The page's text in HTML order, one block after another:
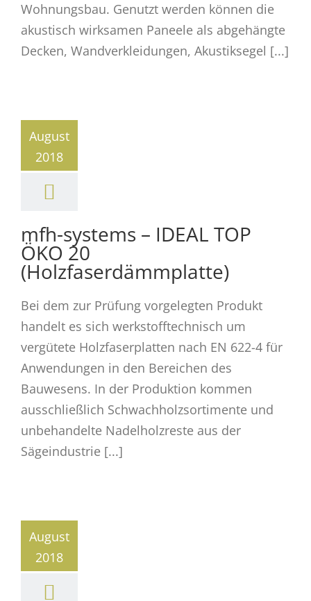
Wohnungsbau. Genutzt werden können die
akustisch wirksamen Paneele als abgehängte
Decken, Wandverkleidungen, Akustiksegel [...]
August
2018
mfh-systems – IDEAL TOP
ÖKO 20
(Holzfaserdämmplatte)
Bei dem zur Prüfung vorgelegten Produkt
handelt es sich werkstofftechnisch um
vergütete Holzfaserplatten nach EN 622-4 für
Anwendungen in den Bereichen des
Bauwesens. In der Produktion kommen
ausschließlich Schwachholzsortimente und
unbehandelte Nadelholzreste aus der
Sägeindustrie [...]
August
2018